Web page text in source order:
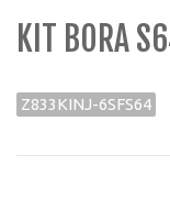
KIT BORA
Z833KINJ-6SFS64